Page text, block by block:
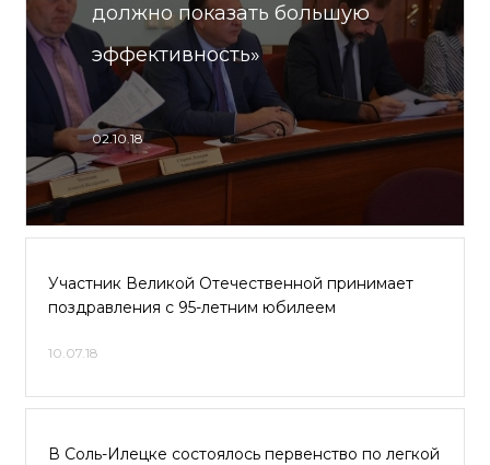
должно показать большую
эффективность»
02.10.18
Участник Великой Отечественной принимает
поздравления с 95-летним юбилеем
10.07.18
В Соль-Илецке состоялось первенство по легкой